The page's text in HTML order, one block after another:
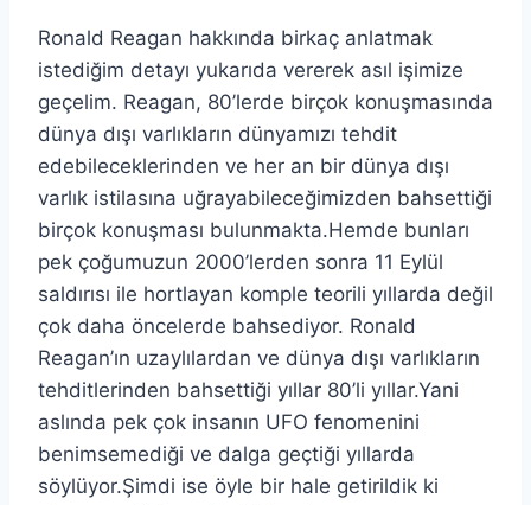
Ronald Reagan hakkında birkaç anlatmak
istediğim detayı yukarıda vererek asıl işimize
geçelim. Reagan, 80’lerde birçok konuşmasında
dünya dışı varlıkların dünyamızı tehdit
edebileceklerinden ve her an bir dünya dışı
varlık istilasına uğrayabileceğimizden bahsettiği
birçok konuşması bulunmakta.Hemde bunları
pek çoğumuzun 2000’lerden sonra 11 Eylül
saldırısı ile hortlayan komple teorili yıllarda değil
çok daha öncelerde bahsediyor. Ronald
Reagan’ın uzaylılardan ve dünya dışı varlıkların
tehditlerinden bahsettiği yıllar 80’li yıllar.Yani
aslında pek çok insanın UFO fenomenini
benimsemediği ve dalga geçtiği yıllarda
söylüyor.Şimdi ise öyle bir hale getirildik ki